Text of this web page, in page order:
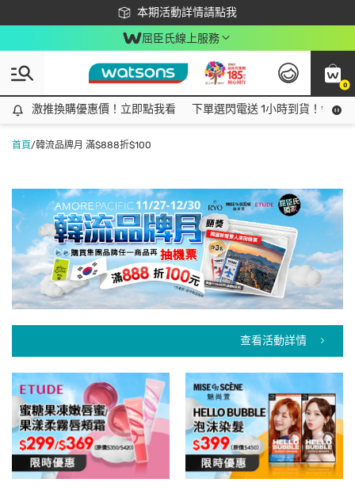
本期活動詳情請點我
下載app最高回饋$350
屈臣氏線上服務
0
激推換購優惠價！立即點我看
激推換購優惠價！立即點我看 下單選閃電送 1小時到貨！領神
首頁/韓流品牌月 滿$888折$100
查看活動詳情